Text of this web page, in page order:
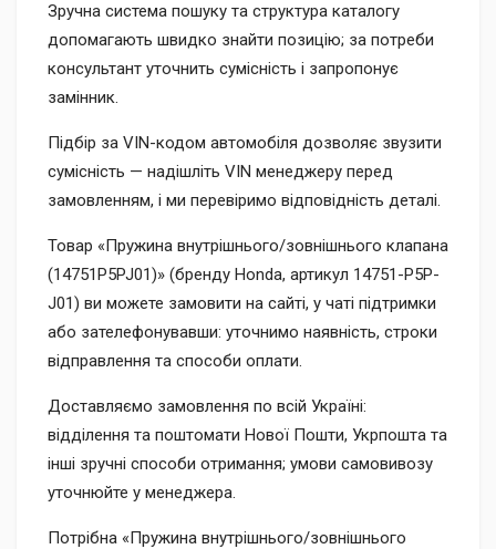
Зручна система пошуку та структура каталогу
допомагають швидко знайти позицію; за потреби
консультант уточнить сумісність і запропонує
замінник.
Підбір за VIN-кодом автомобіля дозволяє звузити
сумісність — надішліть VIN менеджеру перед
замовленням, і ми перевіримо відповідність деталі.
Товар «Пружина внутрішнього/зовнішнього клапана
(14751P5PJ01)» (бренду Honda, артикул 14751-P5P-
J01) ви можете замовити на сайті, у чаті підтримки
або зателефонувавши: уточнимо наявність, строки
відправлення та способи оплати.
Доставляємо замовлення по всій Україні:
відділення та поштомати Нової Пошти, Укрпошта та
інші зручні способи отримання; умови самовивозу
уточнюйте у менеджера.
Потрібна «Пружина внутрішнього/зовнішнього